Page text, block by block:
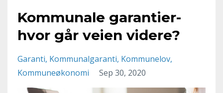
Kommunale garantier-
hvor går veien videre?
Garanti Kommunalgaranti Kommunelov
Kommuneøkonomi
Sep 30, 2020